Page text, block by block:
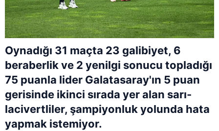
Oynadığı 31 maçta 23 galibiyet, 6
beraberlik ve 2 yenilgi sonucu topladığı
75 puanla lider Galatasaray'ın 5 puan
gerisinde ikinci sırada yer alan sarı-
lacivertliler, şampiyonluk yolunda hata
yapmak istemiyor.